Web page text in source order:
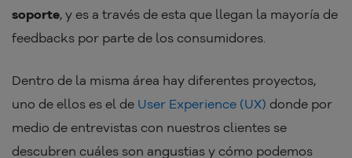
soporte, y es a través de esta que llegan la mayoría de
feedbacks por parte de los consumidores.
Dentro de la misma área hay diferentes proyectos,
uno de ellos es el de User Experience (UX) donde por
medio de entrevistas con nuestros clientes se
descubren cuáles son angustias y cómo podemos